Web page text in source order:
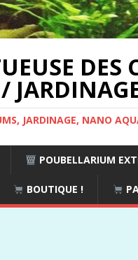
DES
JARDINAGE, NANO
POUBELLARIUM
BOUTIQUE !